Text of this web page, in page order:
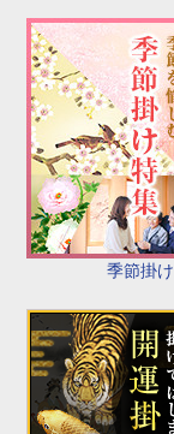
季節掛け